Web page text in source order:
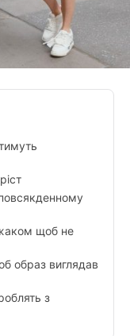
щоб не
образ виглядав
з